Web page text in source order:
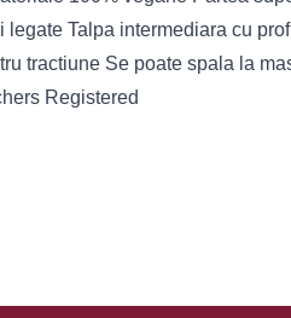
legate Talpa intermediara cu
tractiune Se poate spala la
Registered